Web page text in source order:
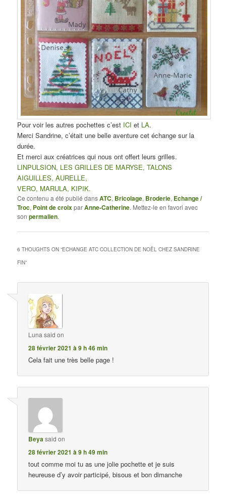
Pour voir les autres pochettes c’est ICI et LA.
Merci Sandrine, c’était une belle aventure cet échange sur la
durée.
Et merci aux créatrices qui nous ont offert leurs grilles.
LINPULSION, LES GRILLES DE MARYSE,TALONS
AIGUILLES,AURELLE,
VERO, MARULA, KIPIK.
Ce contenu a été publié dansATC, Bricolage, Broderie, Echange /
Troc, Point de croixparAnne-Catherine. Mettez-le en favori avec
sonpermalien.
6 THOUGHTS ON “ECHANGE ATC COLLECTION DE NOËL CHEZ SANDRINE
FIN”
Luna said on
28 février 2021 à 9 h 46 min
Cela fait une très belle page !
Beyasaid on
28 février 2021 à 9 h 49 min
tout comme moi tu as une jolie pochette et je suis
heureuse d’y avoir participé, bisous et bon dimanche